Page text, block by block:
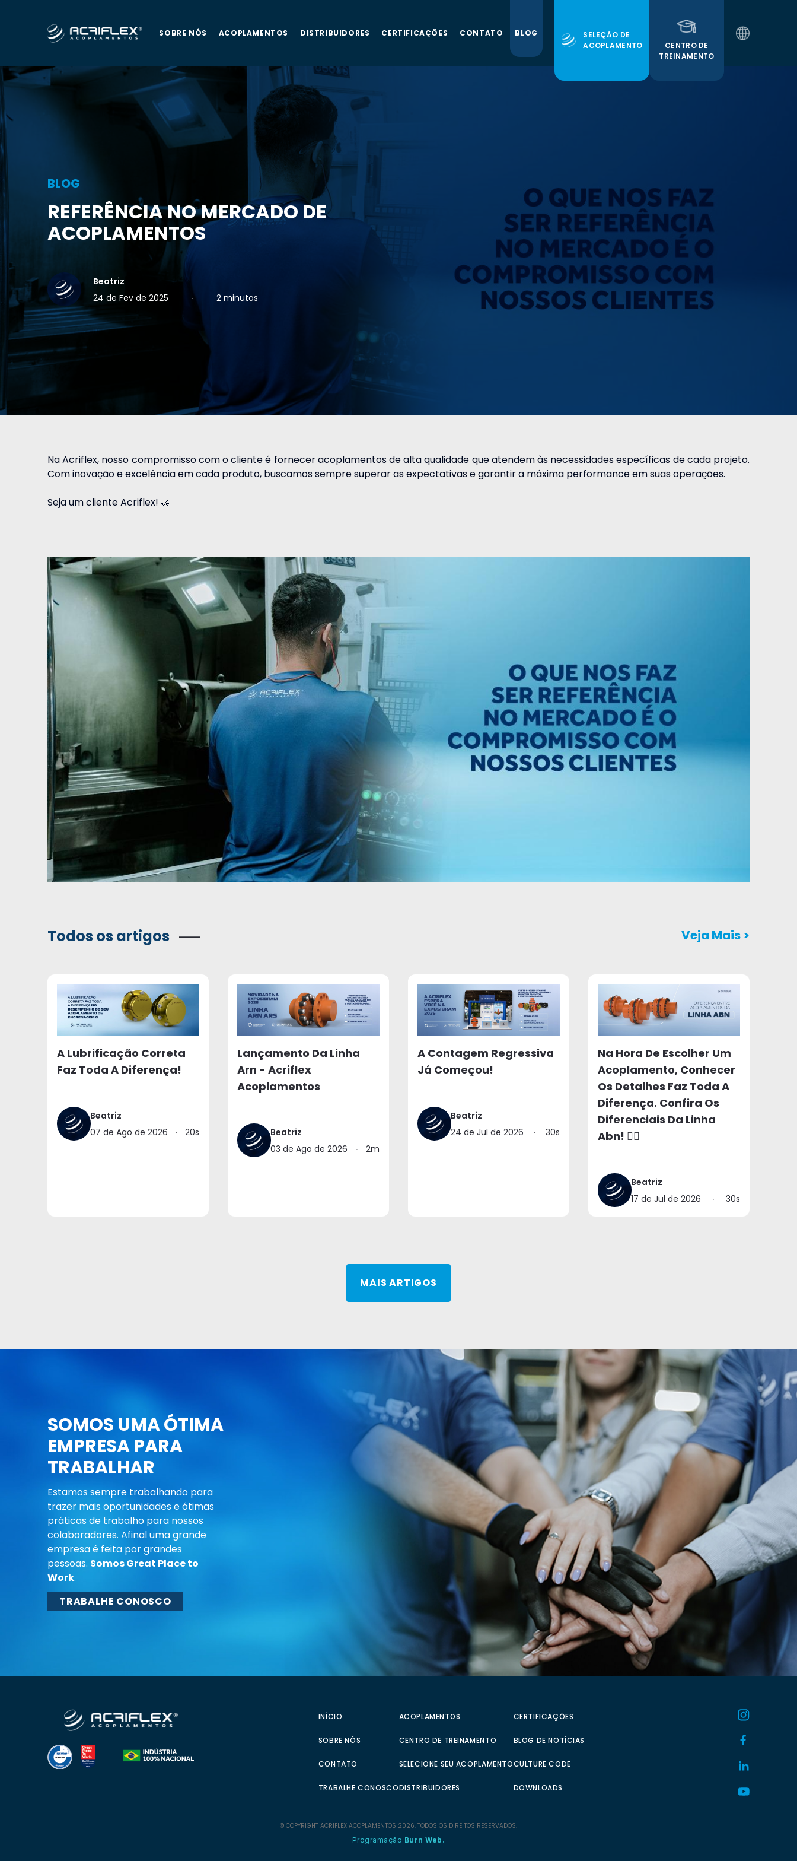
SOBRE NÓS ACOPLAMENTOS DISTRIBUIDORES CERTIFICAÇÕES CONTATO BLOG
SELEÇÃO DE
ACOPLAMENTO
CENTRO DE
TREINAMENTO
BLOG
REFERÊNCIA NO MERCADO DE
ACOPLAMENTOS
Beatriz
24 de Fev de 2025
∙ 2 minutos
Na Acriflex, nosso compromisso com o cliente é fornecer acoplamentos de alta qualidade que atendem às necessidades específicas de cada projeto.
Com inovação e excelência em cada produto, buscamos sempre superar as expectativas e garantir a máxima performance em suas operações.
Seja um cliente Acriflex! 🤝
Todos os artigos Veja Mais>
A Lubrificação Correta
Faz Toda A Diferença!
Beatriz
07 de Ago de 2026
∙ 20s
Lançamento Da Linha
Arn - Acriflex
Acoplamentos
Beatriz
03 de Ago de 2026
∙ 2m
A Contagem Regressiva
Já Começou!
Beatriz
24 de Jul de 2026
∙ 30s
Na Hora De Escolher Um
Acoplamento, Conhecer
Os Detalhes Faz Toda A
Diferença. Confira Os
Diferenciais Da Linha
Abn! 👉🏻
Beatriz
17 de Jul de 2026
∙ 30s
MAIS ARTIGOS
SOMOS UMA ÓTIMA
EMPRESA PARA
TRABALHAR
Estamos sempre trabalhando para
trazer mais oportunidades e ótimas
práticas de trabalho para nossos
colaboradores. Afinal uma grande
empresa é feita por grandes
pessoas. Somos Great Place to
Work.
TRABALHE CONOSCO
INÍCIO
SOBRE NÓS
CONTATO
TRABALHE CONOSCO
ACOPLAMENTOS
CENTRO DE TREINAMENTO
SELECIONE SEU ACOPLAMENTO
DISTRIBUIDORES
CERTIFICAÇÕES
BLOG DE NOTÍCIAS
CULTURE CODE
DOWNLOADS
© COPYRIGHT ACRIFLEX ACOPLAMENTOS 2026. TODOS OS DIREITOS RESERVADOS.
Programação Burn Web.